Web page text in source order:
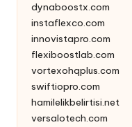
dynaboostx.com
instaflexco.com
innovistapro.com
flexiboostlab.com
vortexohqplus.com
swiftiopro.com
hamilelikbelirtisi.net
versalotech.com